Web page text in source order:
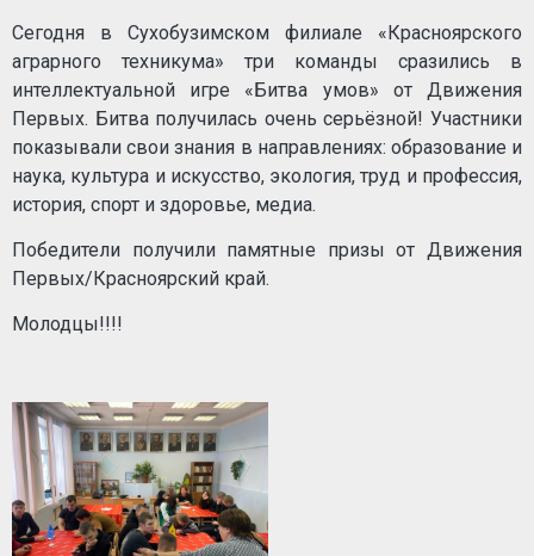
Сегодня в Сухобузимском филиале «Красноярского
аграрного техникума» три команды сразились в
интеллектуальной игре «Битва умов» от Движения
Первых. Битва получилась очень серьёзной! Участники
показывали свои знания в направлениях: образование и
наука, культура и искусство, экология, труд и профессия,
история, спорт и здоровье, медиа.
Победители получили памятные призы от Движения
Первых/Красноярский край.
Молодцы!!!!